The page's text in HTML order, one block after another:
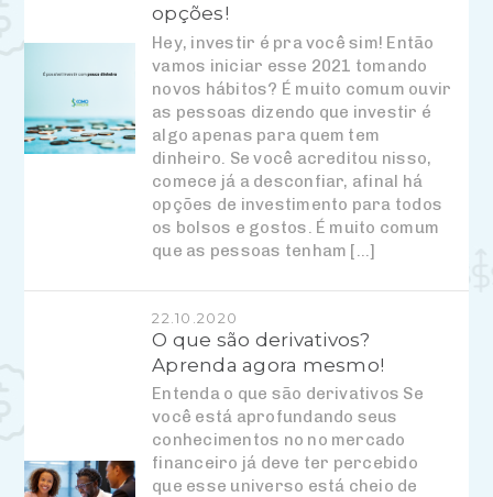
opções!
Hey, investir é pra você sim! Então
vamos iniciar esse 2021 tomando
novos hábitos? É muito comum ouvir
as pessoas dizendo que investir é
algo apenas para quem tem
dinheiro. Se você acreditou nisso,
comece já a desconfiar, afinal há
opções de investimento para todos
os bolsos e gostos. É muito comum
que as pessoas tenham […]
22.10.2020
O que são derivativos?
Aprenda agora mesmo!
Entenda o que são derivativos Se
você está aprofundando seus
conhecimentos no no mercado
financeiro já deve ter percebido
que esse universo está cheio de